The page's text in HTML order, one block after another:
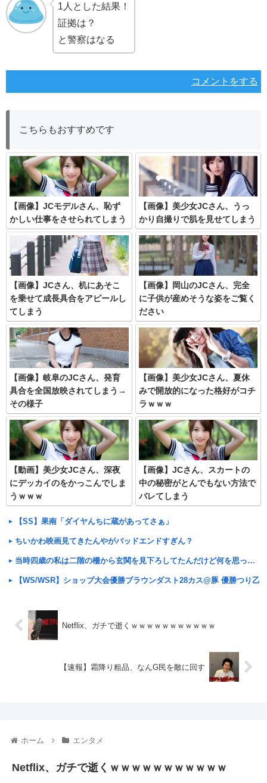
1人とした結果！
証拠は？
と警察はなる
コメントをする
こちらもおすすめです
【画像】JCモデルさん、恥ず
かしい仕事をさせられてしまう
【画像】美少女JCさん、うっ
かり自撮りで肌を見せてしまう
【画像】JCさん、机にあそこ
を乗せて成長具合をアピールし
てしまう
【画像】岡山のJCさん、完全
に子供が産めそうな姿をご覧く
ださい
【画像】岐阜のJCさん、発育
具合を全国放映されてしまう→
その様子
【画像】美少女JCさん、夏休
みで開放的になった格好がコチ
ラｗｗｗ
【動画】美少女JCさん、深夜
にデッカイのをかっこんでしま
うｗｗｗ
【画像】JCさん、スカートの
中の秘密がとんでもない方法で
バレてしまう
【SS】果南「ダイヤんちに蔵があってさぁ」
ちいかわ映画見てきたんやがバッドエンドすぎん？
当時四歳の私は二階の柵から玄関を見下ろしてたんだけど何を思ったのかその柵に顔を突っ込み抜けなくなってしまった
【WS/WSR】ショップ大会優勝ブラウンダスト28カス@豚 優勝つり乙
Netflix、ガチで逝くｗｗｗｗｗｗｗｗｗｗｗ
【速報】霜降り粗品、なんG民を敵に回す
ホーム エンタメ
Netflix、ガチで逝くｗｗｗｗｗｗｗｗｗｗｗ